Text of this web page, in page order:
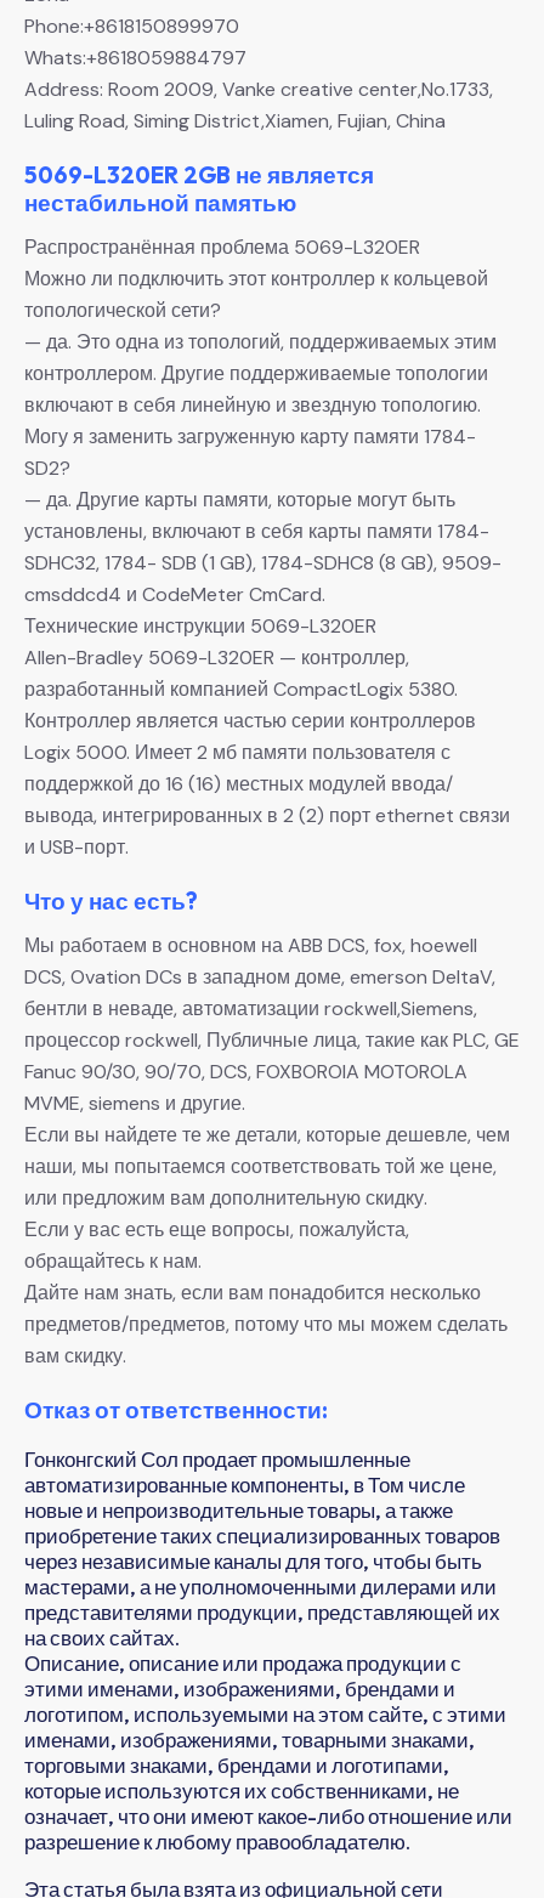
Phone:+8618150899970
Whats:+8618059884797
Address: Room 2009, Vanke creative center,No.1733,
Luling Road, Siming District,Xiamen, Fujian, China
5069-L320ER 2GB не является
нестабильной памятью
Распространённая проблема 5069-L320ER
Можно ли подключить этот контроллер к кольцевой
топологической сети?
— да. Это одна из топологий, поддерживаемых этим
контроллером. Другие поддерживаемые топологии
включают в себя линейную и звездную топологию.
Могу я заменить загруженную карту памяти 1784-
SD2?
— да. Другие карты памяти, которые могут быть
установлены, включают в себя карты памяти 1784-
SDHC32, 1784- SDB (1 GB), 1784-SDHC8 (8 GB), 9509-
cmsddcd4 и CodeMeter CmCard.
Технические инструкции 5069-L320ER
Allen-Bradley 5069-L320ER — контроллер,
разработанный компанией CompactLogix 5380.
Контроллер является частью серии контроллеров
Logix 5000. Имеет 2 мб памяти пользователя с
поддержкой до 16 (16) местных модулей ввода/
вывода, интегрированных в 2 (2) порт ethernet связи
и USB-порт.
Что у нас есть?
Мы работаем в основном на ABB DCS, fox, hoewell
DCS, Ovation DCs в западном доме, emerson DeltaV,
бентли в неваде, автоматизации rockwell,Siemens,
процессор rockwell, Публичные лица, такие как PLC, GE
Fanuc 90/30, 90/70, DCS, FOXBOROIA MOTOROLA
MVME, siemens и другие.
Если вы найдете те же детали, которые дешевле, чем
наши, мы попытаемся соответствовать той же цене,
или предложим вам дополнительную скидку.
Если у вас есть еще вопросы, пожалуйста,
обращайтесь к нам.
Дайте нам знать, если вам понадобится несколько
предметов/предметов, потому что мы можем сделать
вам скидку.
Отказ от ответственности:
Гонконгский Сол продает промышленные
автоматизированные компоненты, в Том числе
новые и непроизводительные товары, а также
приобретение таких специализированных товаров
через независимые каналы для того, чтобы быть
мастерами, а не уполномоченными дилерами или
представителями продукции, представляющей их
на своих сайтах.
Описание, описание или продажа продукции с
этими именами, изображениями, брендами и
логотипом, используемыми на этом сайте, с этими
именами, изображениями, товарными знаками,
торговыми знаками, брендами и логотипами,
которые используются их собственниками, не
означает, что они имеют какое-либо отношение или
разрешение к любому правообладателю.
Эта статья была взята из официальной сети